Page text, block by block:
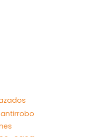
antirrobo